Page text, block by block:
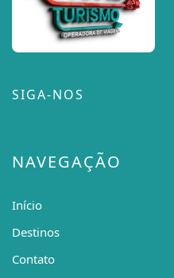
SIGA-NOS
NAVEGAÇÃO
Início
Destinos
Contato